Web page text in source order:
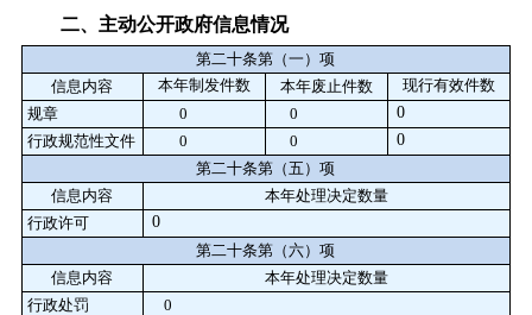
二、主动公开政府信息情况
第二十条第（一）项
信息内容
本年制 发件数 本年废止件数 现行有效件数
规章 0 0
0
行政规范性文件
0 0
0
第二十条第（五）项
信息内容
本年处理决定数量
行政许可
0
第二十条第（六）项
信息内容
本年处理决定数量
行政处罚
0